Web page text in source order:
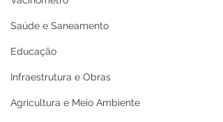
Saúde e Saneamento
Educação
Infraestrutura e Obras
Agricultura e Meio Ambiente